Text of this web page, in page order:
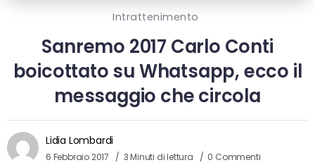
Intrattenimento
Sanremo 2017 Carlo Conti
boicottato su Whatsapp, ecco il
messaggio che circola
Lidia Lombardi
6 Febbraio 2017 3 Minuti di lettura 0 Commenti